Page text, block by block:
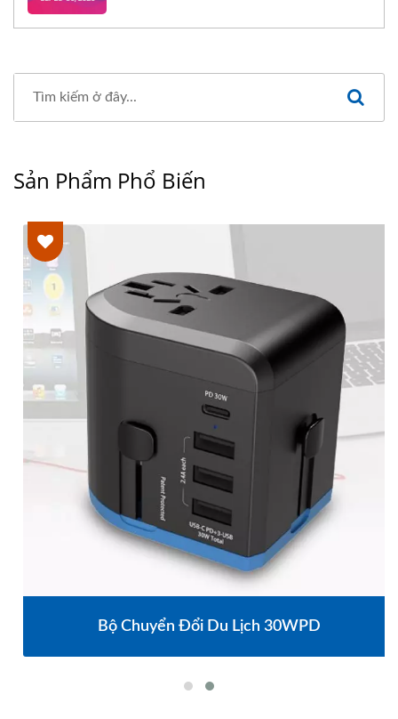
Sản Phẩm Phổ Biến
Bộ Chuyển Đổi Du Lịch 30WPD